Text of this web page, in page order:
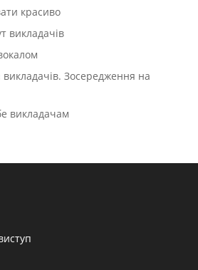
красиво
викладачів
викладачів. Зосередження на
викладачам